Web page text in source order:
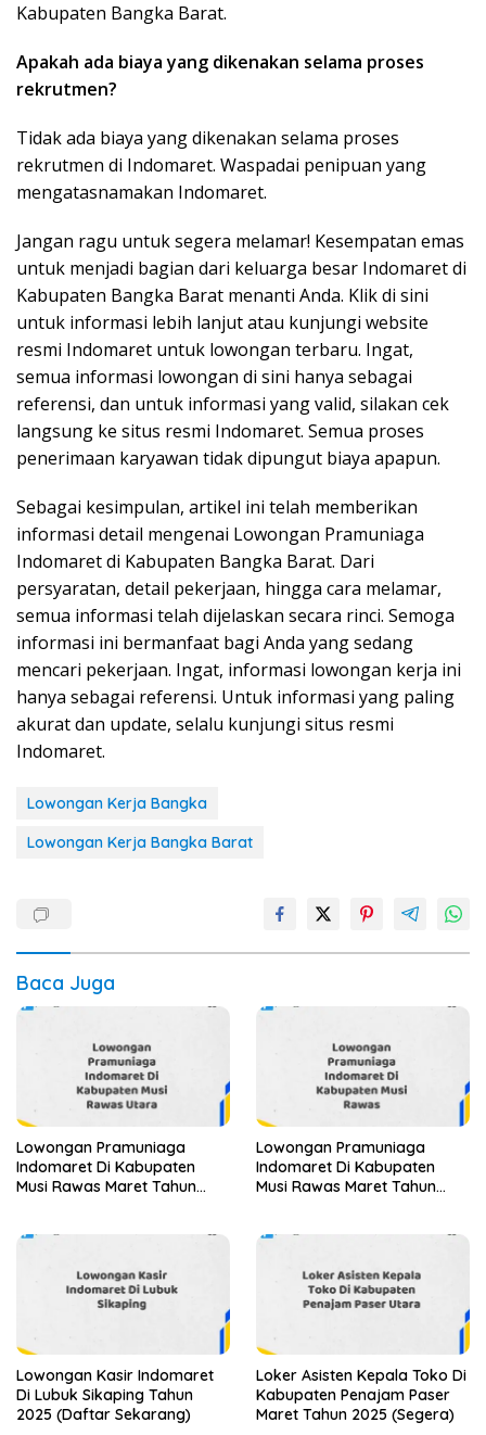
Kabupaten Bangka Barat.
Apakah ada biaya yang dikenakan selama proses
rekrutmen?
Tidak ada biaya yang dikenakan selama proses
rekrutmen di Indomaret. Waspadai penipuan yang
mengatasnamakan Indomaret.
Jangan ragu untuk segera melamar! Kesempatan emas
untuk menjadi bagian dari keluarga besar Indomaret di
Kabupaten Bangka Barat menanti Anda. Klik di sini
untuk informasi lebih lanjut atau kunjungi website
resmi Indomaret untuk lowongan terbaru. Ingat,
semua informasi lowongan di sini hanya sebagai
referensi, dan untuk informasi yang valid, silakan cek
langsung ke situs resmi Indomaret. Semua proses
penerimaan karyawan tidak dipungut biaya apapun.
Sebagai kesimpulan, artikel ini telah memberikan
informasi detail mengenai Lowongan Pramuniaga
Indomaret di Kabupaten Bangka Barat. Dari
persyaratan, detail pekerjaan, hingga cara melamar,
semua informasi telah dijelaskan secara rinci. Semoga
informasi ini bermanfaat bagi Anda yang sedang
mencari pekerjaan. Ingat, informasi lowongan kerja ini
hanya sebagai referensi. Untuk informasi yang paling
akurat dan update, selalu kunjungi situs resmi
Indomaret.
Lowongan Kerja Bangka
Lowongan Kerja Bangka Barat
Baca Juga
Lowongan Pramuniaga
Indomaret Di Kabupaten
Musi Rawas Maret Tahun
Lowongan Pramuniaga
Indomaret Di Kabupaten
Musi Rawas Maret Tahun
Lowongan Kasir Indomaret
Di Lubuk Sikaping Tahun
2025 (Daftar Sekarang)
Loker Asisten Kepala Toko Di
Kabupaten Penajam Paser
Maret Tahun 2025 (Segera)